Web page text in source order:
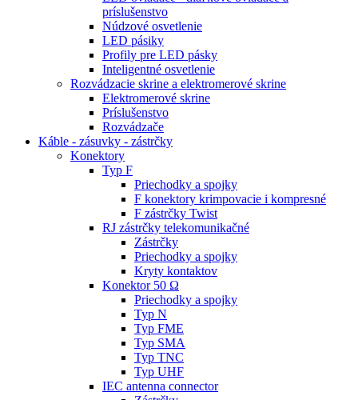
príslušenstvo
Núdzové osvetlenie
LED pásiky
Profily pre LED pásky
Inteligentné osvetlenie
Rozvádzacie skrine a elektromerové skrine
Elektromerové skrine
Príslušenstvo
Rozvádzače
Káble - zásuvky - zástrčky
Konektory
Typ F
Priechodky a spojky
F konektory krimpovacie i kompresné
F zástrčky Twist
RJ zástrčky telekomunikačné
Zástrčky
Priechodky a spojky
Kryty kontaktov
Konektor 50 Ω
Priechodky a spojky
Typ N
Typ FME
Typ SMA
Typ TNC
Typ UHF
IEC antenna connector